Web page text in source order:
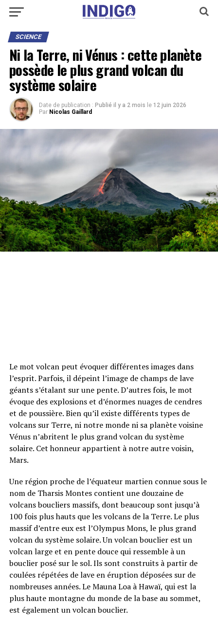
SCIENCE
Ni la Terre, ni Vénus : cette planète
possède le plus grand volcan du
système solaire
Date de publication : Publié il y a 2 mois le 12 juin 2026
Par Nicolas Gaillard
Le mot volcan peut évoquer différentes images dans
l’esprit. Parfois, il dépeint l’image de champs de lave
géants s’étalant sur une pente. D’autres fois, le mot
évoque des explosions et d’énormes nuages ​​de cendres
et de poussière. Bien qu’il existe différents types de
volcans sur Terre, ni notre monde ni sa planète voisine
Vénus n’abritent le plus grand volcan du système
solaire. Cet honneur appartient à notre autre voisin,
Mars.
Une région proche de l’équateur martien connue sous le
nom de Tharsis Montes contient une douzaine de
volcans boucliers massifs, dont beaucoup sont jusqu’à
100 fois plus hauts que les volcans de la Terre. Le plus
massif d’entre eux est l’Olympus Mons, le plus grand
volcan du système solaire. Un volcan bouclier est un
volcan large et en pente douce qui ressemble à un
bouclier posé sur le sol. Ils sont construits à partir de
coulées répétées de lave en éruption déposées sur de
nombreuses années. Le Mauna Loa à Hawaï, qui est la
plus haute montagne du monde de la base au sommet,
est également un volcan bouclier.